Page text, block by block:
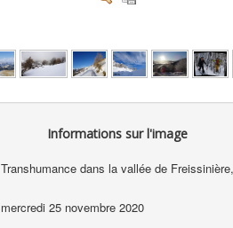
Informations sur l'image
Transhumance dans la vallée de
mercredi 25 novembre 2020